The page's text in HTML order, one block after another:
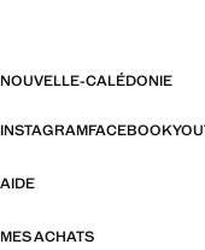
NOUVELLE-CALÉDONIE
INSTAGRAMFACEBOOK
AIDE
MES ACHATS